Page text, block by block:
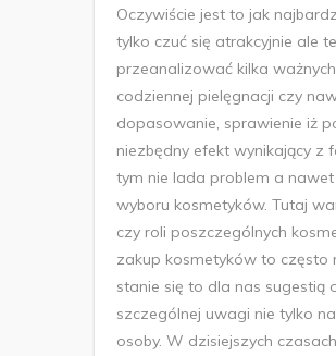
Oczywiście jest to jak
tylko czuć się atrakcyjnie ale
przeanalizować kilka
codziennej pielęgnacji czy
dopasowanie, sprawienie iż
niezbędny efekt wynikający z
tym nie lada problem a
wyboru kosmetyków. Tutaj
czy roli poszczególnych
zakup kosmetyków to często
stanie się to dla nas sugestią
szczególnej uwagi nie tylko
osoby. W dzisiejszych